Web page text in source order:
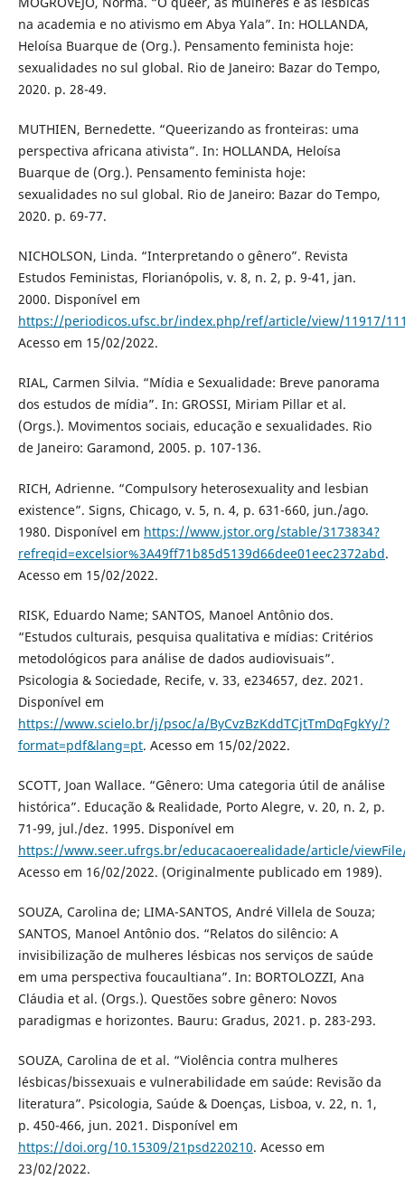
na academia e no ativismo em Abya Yala”. In: HOLLANDA,
Heloísa Buarque de (Org.). Pensamento feminista hoje:
sexualidades no sul global. Rio de Janeiro: Bazar do Tempo,
2020. p. 28-49.
MUTHIEN, Bernedette. “Queerizando as fronteiras: uma
perspectiva africana ativista”. In: HOLLANDA, Heloísa
Buarque de (Org.). Pensamento feminista hoje:
sexualidades no sul global. Rio de Janeiro: Bazar do Tempo,
2020. p. 69-77.
NICHOLSON, Linda. “Interpretando o gênero”. Revista
Estudos Feministas, Florianópolis, v. 8, n. 2, p. 9-41, jan.
2000. Disponível em
https://periodicos.ufsc.br/index.php/ref/article/view/11917/
Acesso em 15/02/2022.
RIAL, Carmen Silvia. “Mídia e Sexualidade: Breve panorama
dos estudos de mídia”. In: GROSSI, Miriam Pillar et al.
(Orgs.). Movimentos sociais, educação e sexualidades. Rio
de Janeiro: Garamond, 2005. p. 107-136.
RICH, Adrienne. “Compulsory heterosexuality and lesbian
existence”. Signs, Chicago, v. 5, n. 4, p. 631-660, jun./ago.
1980. Disponível em https://www.jstor.org/stable/3173834?
refreqid=excelsior%3A49ff71b85d5139d66dee01eec2372abd.
Acesso em 15/02/2022.
RISK, Eduardo Name; SANTOS, Manoel Antônio dos.
“Estudos culturais, pesquisa qualitativa e mídias: Critérios
metodológicos para análise de dados audiovisuais”.
Psicologia & Sociedade, Recife, v. 33, e234657, dez. 2021.
Disponível em
https://www.scielo.br/j/psoc/a/ByCvzBzKddTCjtTmDqFgkYy/?
format=pdf&lang=pt. Acesso em 15/02/2022.
SCOTT, Joan Wallace. “Gênero: Uma categoria útil de análise
histórica”. Educação & Realidade, Porto Alegre, v. 20, n. 2, p.
71-99, jul./dez. 1995. Disponível em
https://www.seer.ufrgs.br/educacaoerealidade/article/
Acesso em 16/02/2022. (Originalmente publicado em 1989).
SOUZA, Carolina de; LIMA-SANTOS, André Villela de Souza;
SANTOS, Manoel Antônio dos. “Relatos do silêncio: A
invisibilização de mulheres lésbicas nos serviços de saúde
em uma perspectiva foucaultiana”. In: BORTOLOZZI, Ana
Cláudia et al. (Orgs.). Questões sobre gênero: Novos
paradigmas e horizontes. Bauru: Gradus, 2021. p. 283-293.
SOUZA, Carolina de et al. “Violência contra mulheres
lésbicas/bissexuais e vulnerabilidade em saúde: Revisão da
literatura”. Psicologia, Saúde & Doenças, Lisboa, v. 22, n. 1,
p. 450-466, jun. 2021. Disponível em
https://doi.org/10.15309/21psd220210. Acesso em
23/02/2022.